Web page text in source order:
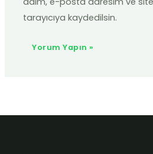
tarayıcıya kaydedilsin.